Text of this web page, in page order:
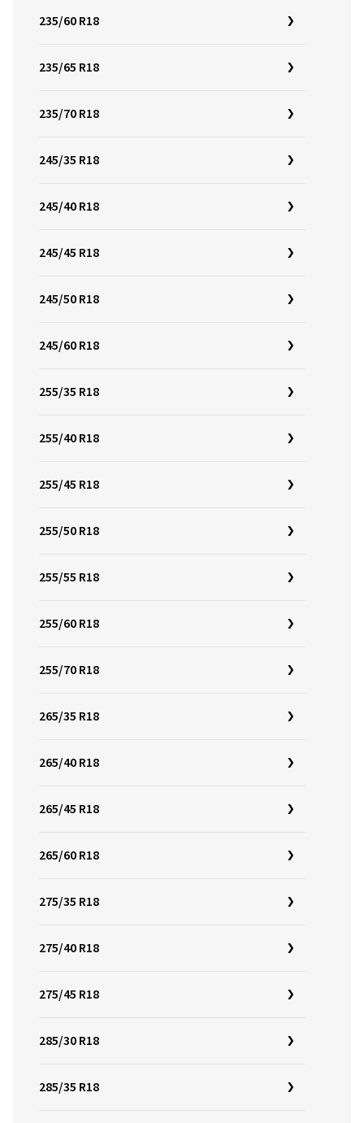
235/60 R18
235/65 R18
235/70 R18
245/35 R18
245/40 R18
245/45 R18
245/50 R18
245/60 R18
255/35 R18
255/40 R18
255/45 R18
255/50 R18
255/55 R18
255/60 R18
255/70 R18
265/35 R18
265/40 R18
265/45 R18
265/60 R18
275/35 R18
275/40 R18
275/45 R18
285/30 R18
285/35 R18